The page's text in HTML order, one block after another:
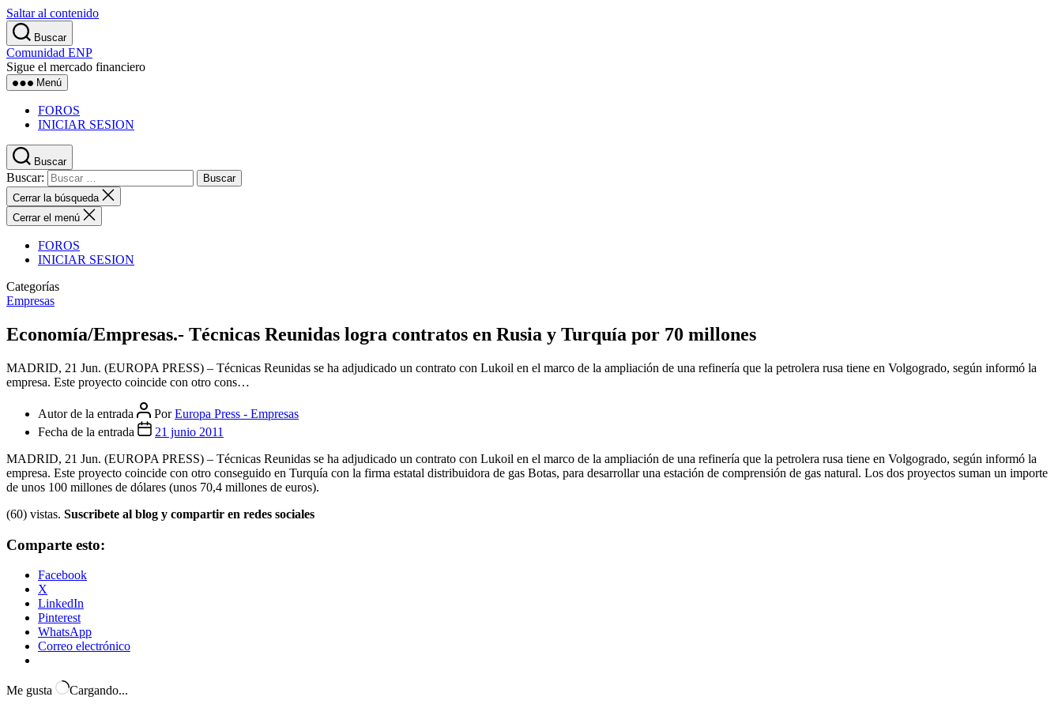
Saltar al contenido
Buscar
Comunidad ENP
Sigue el mercado financiero
Menú
FOROS
INICIAR SESION
Buscar
Buscar:
Cerrar la búsqueda
Cerrar el menú
FOROS
Categorías
Empresas
Economía/Empresas.- Técnicas Reunidas logra contratos en Rusia y Turquía por 70 millones
MADRID, 21 Jun. (EUROPA PRESS) – Técnicas Reunidas se ha adjudicado un contrato con Lukoil en el marco de la ampliación de una refinería que la petrolera rusa tiene en Volgogrado, según informó la
empresa. Este proyecto coincide con otro cons…
Autor de la entrada
MADRID, 21 Jun. (EUROPA PRESS) – Técnicas Reunidas se ha adjudicado un contrato con Lukoil en el marco de la ampliación de una refinería que la petrolera rusa tiene en Volgogrado, según informó la